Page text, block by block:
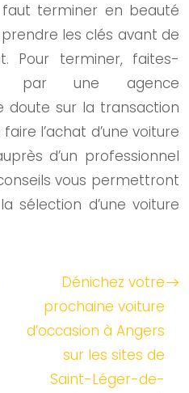
faut terminer en beauté
les clés avant de
Pour terminer, faites-
par une agence
doute sur la transaction
l’achat d’une voiture
d’un professionnel
vous permettront
sélection d’une voiture
Dénichez votre
prochaine voiture
d’occasion à Angers
sur les sites de
Saint-Léger-de-